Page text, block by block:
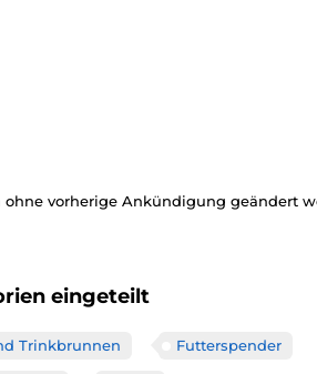
ohne vorherige Ankündigung geändert
eingeteilt
Trinkbrunnen Futterspender